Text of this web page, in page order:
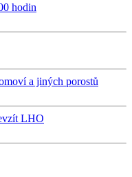
hodin
a jiných porostů
LHO